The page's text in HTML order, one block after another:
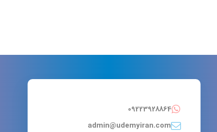
09223928864
admin@udemyiran.com